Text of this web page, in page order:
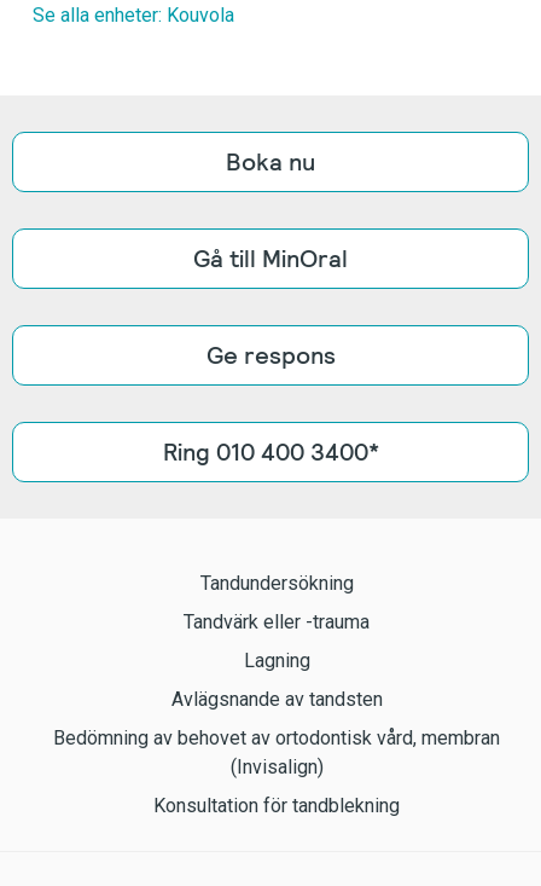
Se alla enheter: Kouvola
Boka nu
Gå till MinOral
Ge respons
Ring 010 400 3400*
Tandundersökning
Tandvärk eller -trauma
Lagning
Avlägsnande av tandsten
Bedömning av behovet av ortodontisk vård, membran
(Invisalign)
Konsultation för tandblekning